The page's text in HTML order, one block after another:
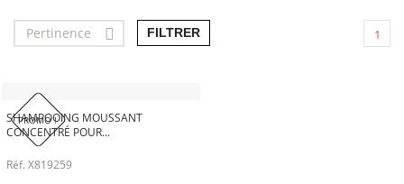
Pertinence  FILTRER 1
PROMO !
SHAMPOOING MOUSSANT
CONCENTRÉ POUR...
Réf. X819259